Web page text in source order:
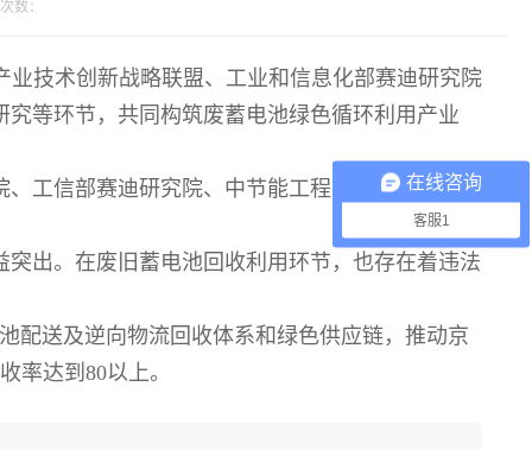
数：
技术创新战略联盟、工业和信息化部赛迪研究院
等环节，共同构筑废蓄电池绿色循环利用产业
工信部赛迪研究院、中节能工程技术研究院，以
出。在废旧蓄电池回收利用环节，也存在着违法
配送及逆向物流回收体系和绿色供应链，推动京
率达到80以上。
在线咨询
客服1